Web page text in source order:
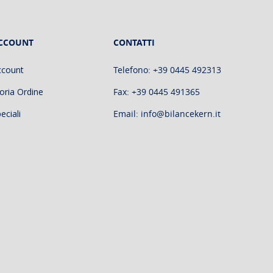
Ordine
CONTATTI
Telefono: +39 0445 492313
Fax: +39 0445 491365
Email: info@bilancekern.it